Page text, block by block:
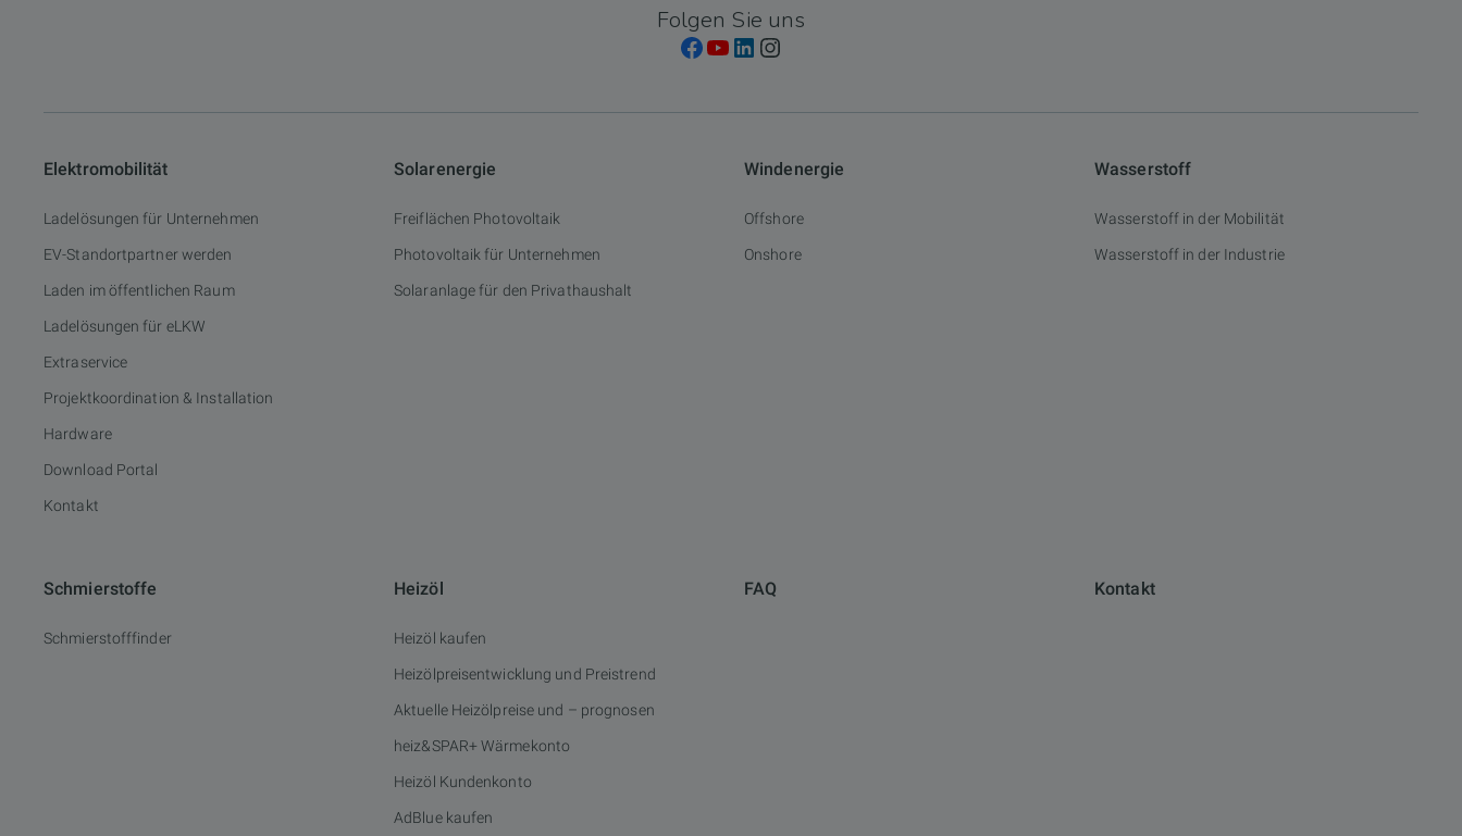
Folgen Sie uns
Elektromobilität
Ladelösungen für Unternehmen
EV-Standortpartner werden
Laden im öffentlichen Raum
Ladelösungen für eLKW
Extraservice
Projektkoordination & Installation
Hardware
Download Portal
Kontakt
Solarenergie
Freiflächen Photovoltaik
Photovoltaik für Unternehmen
Solaranlage für den Privathaushalt
Windenergie
Offshore
Onshore
Wasserstoff
Wasserstoff in der Mobilität
Wasserstoff in der Industrie
Schmierstoffe
Schmierstofffinder
Heizöl
Heizöl kaufen
Heizölpreisentwicklung und Preistrend
Aktuelle Heizölpreise und – prognosen
heiz&SPAR+ Wärmekonto
Heizöl Kundenkonto
AdBlue kaufen
FAQ Kontakt